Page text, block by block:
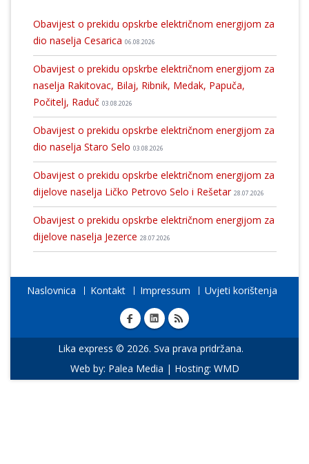
Obavijest o prekidu opskrbe električnom energijom za
dio naselja Cesarica 06.08.2026
Obavijest o prekidu opskrbe električnom energijom za
naselja Rakitovac, Bilaj, Ribnik, Medak, Papuča,
Počitelj, Raduč 03.08.2026
Obavijest o prekidu opskrbe električnom energijom za
dio naselja Staro Selo 03.08.2026
Obavijest o prekidu opskrbe električnom energijom za
dijelove naselja Ličko Petrovo Selo i Rešetar 28.07.2026
Obavijest o prekidu opskrbe električnom energijom za
dijelove naselja Jezerce 28.07.2026
Naslovnica Kontakt Impressum Uvjeti korištenja
Lika express © 2026. Sva prava pridržana.
Web by: Palea Media | Hosting: WMD